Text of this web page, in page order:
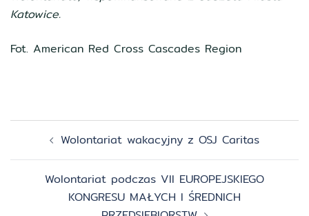
Katowice.
Fot. American Red Cross Cascades Region
Zobacz
wpisy Wolontariat wakacyjny z OSJ Caritas
Wolontariat podczas VII EUROPEJSKIEGO
KONGRESU MAŁYCH I ŚREDNICH